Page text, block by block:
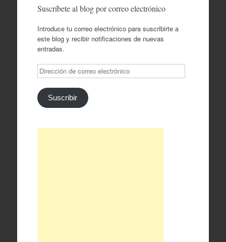
Suscríbete al blog por correo electrónico
Introduce tu correo electrónico para suscribirte a
este blog y recibir notificaciones de nuevas
entradas.
Dirección
de
correo
electrónico
Suscribir